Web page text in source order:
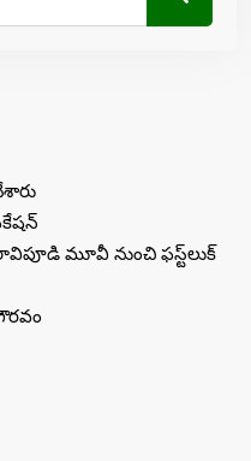
మూవీ నుంచి ఫస్ట్‌లుక్